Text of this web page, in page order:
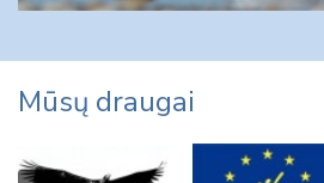
Mūsų draugai